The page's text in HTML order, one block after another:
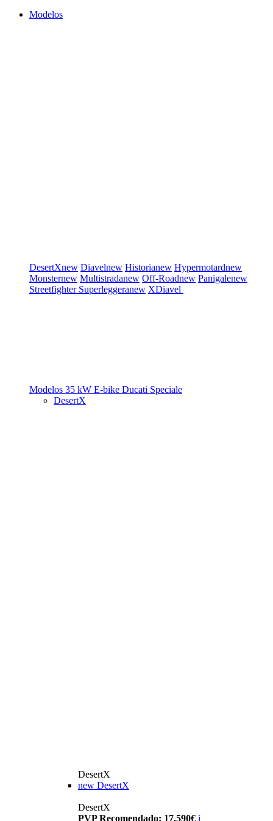
Modelos
DesertXnew Diavelnew Historianew Hypermotardnew
Monsternew Multistradanew Off-Roadnew Panigalenew
Streetfighter Superleggeranew XDiavel
Modelos 35 kW E-bike Ducati Speciale
DesertX
DesertX
new DesertX
DesertX
PVP Recomendado: 17.590€ i